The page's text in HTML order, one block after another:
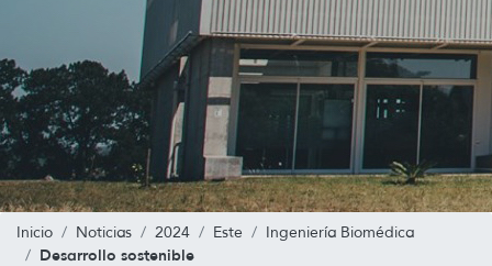
Inicio Noticias 2024 Este Ingeniería Biomédica
Desarrollo sostenible